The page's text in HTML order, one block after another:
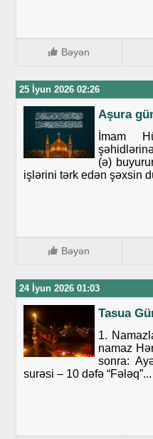
Bəyən
25 İyun 2026 02:26
Aşura
İmam
(ə)
işlərini tərk edən şəxsin
Bəyən
24 İyun 2026 01:03
Tasua
1.
namaz
sonra:
surəsi – 10 dəfə “Fələq”...